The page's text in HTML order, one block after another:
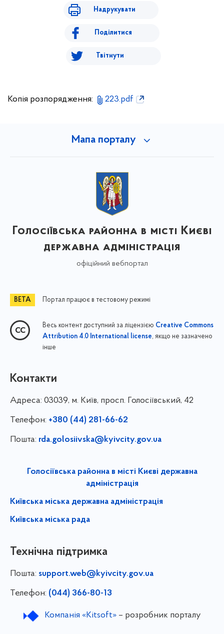
Надрукувати
Поділитися
Твітнути
Копія розпорядження: 223.pdf
Мапа порталу
Голосіївська районна в місті Києві
державна адміністрація
офіційний вебпортал
Портал працює в тестовому режимі
Весь контент доступний за ліцензією Creative Commons
Attribution 4.0 International license, якщо не зазначено
інше
Контакти
Адреса: 03039, м. Київ, просп. Голосіївський, 42
Телефон: +380 (44) 281-66-62
Пошта: rda.golosiivska@kyivcity.gov.ua
Голосіївська районна в місті Києві державна
адміністрація
Київська міська державна адміністрація
Київська міська рада
Технічна підтримка
Пошта: support.web@kyivcity.gov.ua
Телефон: (044) 366-80-13
Компанія «Kitsoft»– розробник порталу